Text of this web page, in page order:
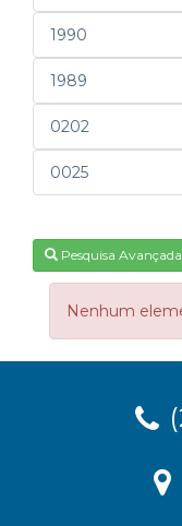
1990
1989
0202
0025
Pesquisa Avançada
Nenhum